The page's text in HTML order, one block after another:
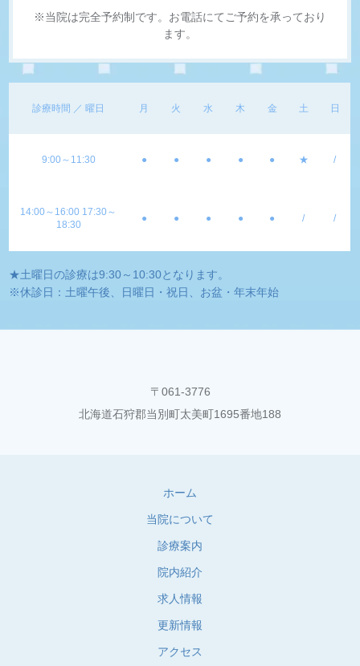
※当院は完全予約制です。お電話にてご予約を承っており
ます。
診療時間 ／ 曜日 月 火 水 木 金 土 日
9:00～11:30 ● ● ● ● ● ★ /
14:00～16:00 17:30～
18:30
● ● ● ● ● / /
★土曜日の診療は9:30～10:30となります。
※休診日：土曜午後、日曜日・祝日、お盆・年末年始
〒061-3776
北海道石狩郡当別町太美町1695番地188
ホーム
当院について
診療案内
院内紹介
求人情報
更新情報
アクセス